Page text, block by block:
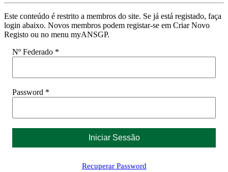
Este conteúdo é restrito a membros do site. Se já está registado, faça
login abaixo. Novos membros podem registar-se em Criar Novo
Registo ou no menu myANSGP.
Nº Federado *
Password *
Recuperar Password